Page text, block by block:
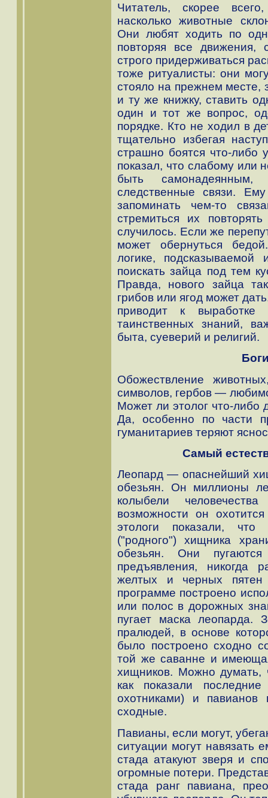
Читатель, скорее
насколько животные
Они любят ходить по
повторяя все
строго придерживаться
тоже ритуалисты: они
стояло на прежнем месте,
и ту же книжку, ставить
один и тот же вопрос,
порядке. Кто не ходил в
тщательно избегая
страшно боятся что-либо
показал, что слабому или
быть
следственные связи.
запоминать чем-то
стремиться их
случилось. Если же
может обернуться
логике, подсказываемой
поискать зайца под тем
Правда, нового зайца
грибов или ягод может
приводит к выработке
таинственных знаний,
быта, суеверий и религий.
Обожествление
символов, гербов —
Может ли этолог что-либо
Да, особенно по части
гуманитариев теряют
Самый
Леопард — опаснейший
обезьян. Он миллионы
колыбели
возможности он
этологи показали, что
("родного") хищника
обезьян. Они
предъявления, никогда
желтых и черных
программе построено
или полос в дорожных
пугает маска леопарда.
пралюдей, в основе
было построено сходно
той же саванне и
хищников. Можно думать,
как показали
охотниками) и
сходные.
Павианы, если могут,
ситуации могут навязать
стада атакуют зверя и
огромные потери.
стада ранг павиана,